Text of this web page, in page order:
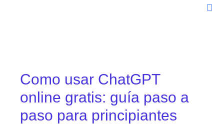
Como usar ChatGPT
online gratis: guía paso a
paso para principiantes